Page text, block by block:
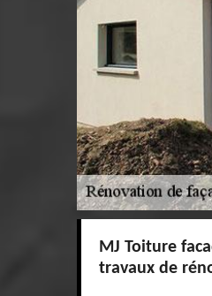
MJ Toiture
travaux de